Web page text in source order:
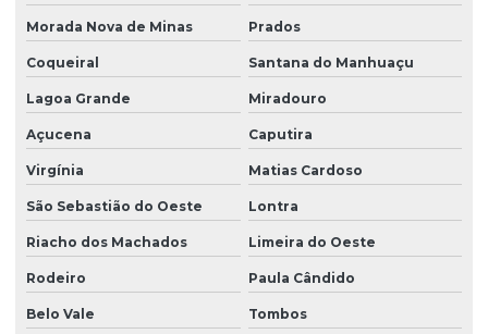
Morada Nova de Minas Prados
Coqueiral Santana do Manhuaçu
Lagoa Grande Miradouro
Açucena Caputira
Virgínia Matias Cardoso
São Sebastião do Oeste Lontra
Riacho dos Machados Limeira do Oeste
Rodeiro Paula Cândido
Belo Vale Tombos